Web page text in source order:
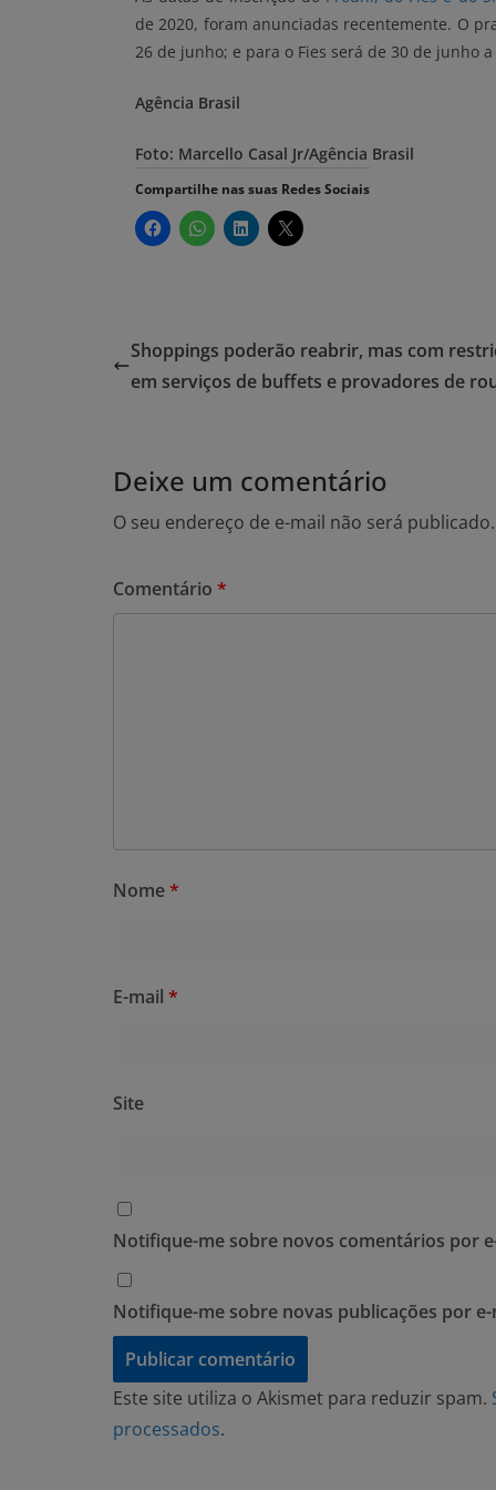
de 2020, foram anunciadas recentemente. O
26 de junho; e para o Fies será de 30 de junho
Agência Brasil
Foto: Marcello Casal Jr/Agência Brasil
Compartilhe nas suas Redes Sociais
Shoppings poderão reabrir, mas com
em serviços de buffets e provadores de
Deixe um comentário
O seu endereço de e-mail não será publicado.
Comentário *
Nome*
E-mail *
Site
Notifique-me sobre novos comentários por
Notifique-me sobre novas publicações por e-
Este site utiliza o Akismet para reduzir spam.
processados.